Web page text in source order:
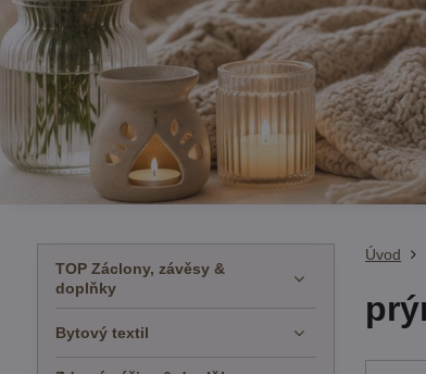
Úvod
TOP Záclony, závěsy &
doplňky
Bytový textil